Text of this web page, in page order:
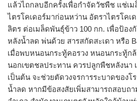
แล้วไถกลบอีกครั้งเพื่อกำจัดวัชพืช แช่เ
ไตรโคเดอร์มาก่อนหว่าน อัตราไตรโคเ
ลิตร ต่อเมล็ดพันธุ์ข้าว 100 กก. เพื่อป้อง
หลังน้ำลด พ่นด้วย สารสกัดสะเดา หรือ
เมื่อพบหนอนกระทู้คอรวง หนอนกระทู้ก
นอกเขตชลประทาน ควรปลูกพืชหลังนา
เป็นต้น จะช่วยตัดวงจรการระบาดของ
น้ำลด หากมีข้อสงสัยเพิ่มสามารถสอบถ